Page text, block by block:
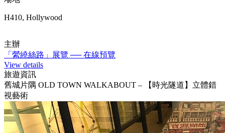
H410, Hollywood
主辦
「縈繞絲路」展覽 ── 在線預覽
View details
旅遊資訊
舊城片隅 OLD TOWN WALKABOUT – 【時光隧道】立體錯
視藝術